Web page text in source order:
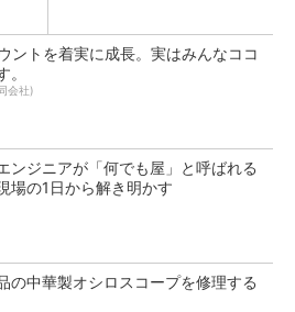
ントを着実に成長。実はみんなココ
。
会社)
ンジニアが「何でも屋」と呼ばれる
場の1日から解き明かす
の中華製オシロスコープを修理する